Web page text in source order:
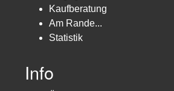
Kaufberatung
Am Rande...
Statistik
Info